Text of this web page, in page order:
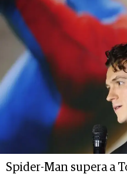
Spider-Man supera a